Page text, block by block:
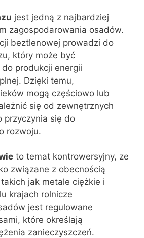
jest jedną z najbardziej
zagospodarowania osadów.
beztlenowej prowadzi do
który może być
produkcji energii
Dzięki temu,
mogą częściowo lub
się od zewnętrznych
przyczynia się do
rozwoju.
to temat kontrowersyjny, ze
związane z obecnością
jak metale ciężkie i
krajach rolnicze
jest regulowane
które określają
zanieczyszczeń.